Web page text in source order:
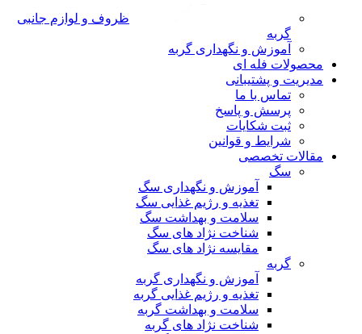
ظروف و لوازم جانبی
گربه
آموزش و نگهداری گربه
محصولات فله ای
مدیریت و پشتیبانی
تماس با ما
پرسش و پاسخ
ثبت شکایات
شرایط و قوانین
مقالات تخصصی
سگ
آموزش و نگهداری سگ
تغذیه و رژیم غذایی سگ
سلامت و بهداشت سگ
شناخت نژاد های سگ
مقایسه نژاد های سگ
گربه
آموزش و نگهداری گربه
تغذیه و رژیم غذایی گربه
سلامت و بهداشت گربه
شناخت نژاد های گربه